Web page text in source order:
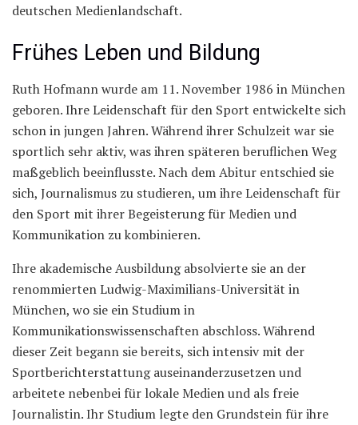
deutschen Medienlandschaft.
Frühes Leben und Bildung
Ruth Hofmann wurde am 11. November 1986 in München
geboren. Ihre Leidenschaft für den Sport entwickelte sich
schon in jungen Jahren. Während ihrer Schulzeit war sie
sportlich sehr aktiv, was ihren späteren beruflichen Weg
maßgeblich beeinflusste. Nach dem Abitur entschied sie
sich, Journalismus zu studieren, um ihre Leidenschaft für
den Sport mit ihrer Begeisterung für Medien und
Kommunikation zu kombinieren.
Ihre akademische Ausbildung absolvierte sie an der
renommierten Ludwig-Maximilians-Universität in
München, wo sie ein Studium in
Kommunikationswissenschaften abschloss. Während
dieser Zeit begann sie bereits, sich intensiv mit der
Sportberichterstattung auseinanderzusetzen und
arbeitete nebenbei für lokale Medien und als freie
Journalistin. Ihr Studium legte den Grundstein für ihre